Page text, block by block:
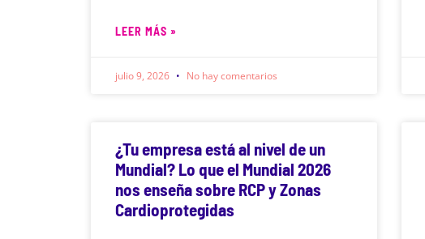
LEER MÁS »
julio 9, 2026 No hay comentarios
¿Tu empresa está al nivel de un
Mundial? Lo que el Mundial 2026
nos enseña sobre RCP y Zonas
Cardioprotegidas